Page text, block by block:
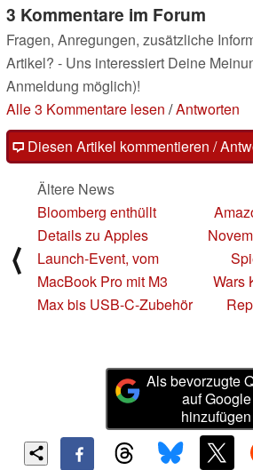
3 Kommentare im Forum
Fragen, Anregungen, zusätzliche
Artikel? - Uns interessiert Deine
Anmeldung möglich)!
Alle 3 Kommentare lesen /Antworten
Diesen Artikel kommentieren /
⟨
Ältere News
Bloomberg enthüllt
Details zu Apples
Launch-Event, vom
MacBook Pro mit M3
Max bis USB-C-Zubehör
Wars
Als bevorzugte
auf Google
hinzufügen